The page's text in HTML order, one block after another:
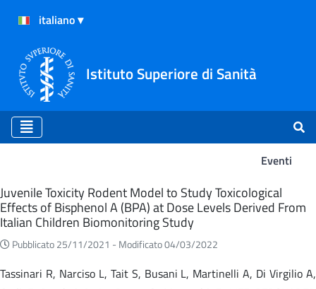
Istituto Superiore di Sanità
Eventi
Eventi
Juvenile Toxicity Rodent Model to Study Toxicological
Effects of Bisphenol A (BPA) at Dose Levels Derived From
Italian Children Biomonitoring Study
Pubblicato 25/11/2021 - Modificato 04/03/2022
Tassinari R, Narciso L, Tait S, Busani L, Martinelli A, Di Virgilio A,